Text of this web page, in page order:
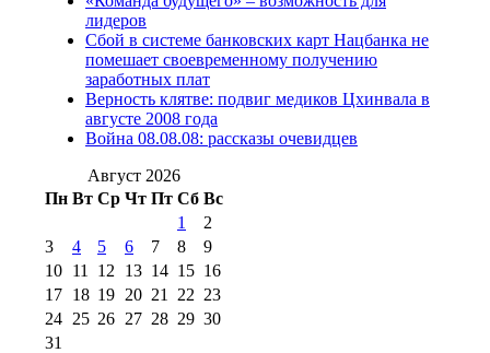
(15)№98 1 августа 2015 г
августа 2016 г(10)№98 5 июля 2014 г(10)
№98 8 августа 2013 г
августа 2012 г(14)
2017 г(9)
№99 4 августа
2016 г(12) №99 8 июля 2014 г
августа 2012 г(11)
августа 2013 г
(12)
лидеров
Сбой в системе банковских карт Нацбанка не
помешает своевременному получению
заработных плат
Верность клятве: подвиг медиков Цхинвала в
августе 2008 года
Война 08.08.08: рассказы очевидцев
Август 2026
Пн Вт Ср Чт Пт Сб Вс
1
2
3
4 5 6 7 8
9
10 11 12 13 14 15 16
17 18 19 20 21 22 23
24 25 26 27 28 29 30
31